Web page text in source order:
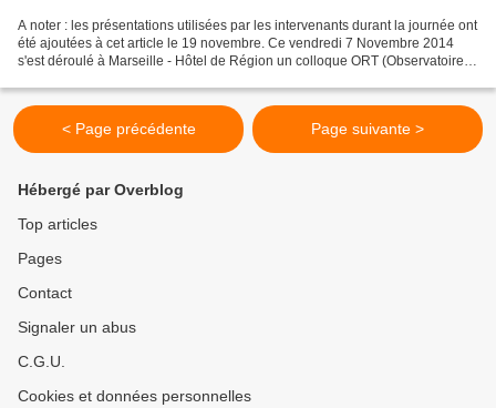
A noter : les présentations utilisées par les intervenants durant la journée ont
été ajoutées à cet article le 19 novembre. Ce vendredi 7 Novembre 2014
s'est déroulé à Marseille - Hôtel de Région un colloque ORT (Observatoire
< Page précédente Page suivante >
Hébergé par Overblog
Top articles
Pages
Contact
Signaler un abus
C.G.U.
Cookies et données personnelles